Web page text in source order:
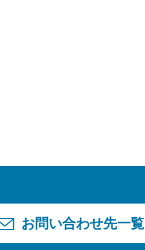
お問い合わせ先一覧